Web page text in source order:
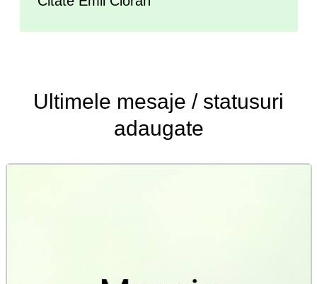
Ultimele mesaje / statusuri
adaugate